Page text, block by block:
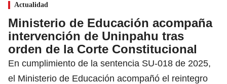
Actualidad
Ministerio de Educación acompaña
intervención de Uninpahu tras
orden de la Corte Constitucional
En cumplimiento de la sentencia SU-018 de 2025,
el Ministerio de Educación acompañó el reintegro